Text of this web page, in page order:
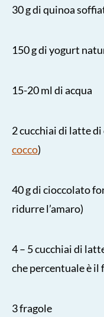
30 g di quinoa
150 g di yogurt
15-20 ml di acqua
2 cucchiai di latte
cocco)
40 g di cioccolato
ridurre l’amaro)
4 – 5 cucchiai di
che percentuale è il
3 fragole